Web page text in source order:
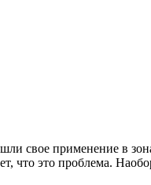
свое применение в
что это проблема.